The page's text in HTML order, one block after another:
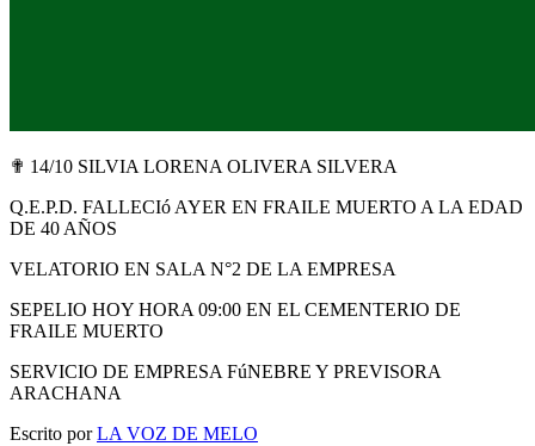
✟ 14/10 SILVIA LORENA OLIVERA SILVERA
Q.E.P.D. FALLECIó AYER EN FRAILE MUERTO A LA EDAD
DE 40 AÑOS
VELATORIO EN SALA N°2 DE LA EMPRESA
SEPELIO HOY HORA 09:00 EN EL CEMENTERIO DE
FRAILE MUERTO
SERVICIO DE EMPRESA FúNEBRE Y PREVISORA
ARACHANA
Escrito porLA VOZ DE MELO